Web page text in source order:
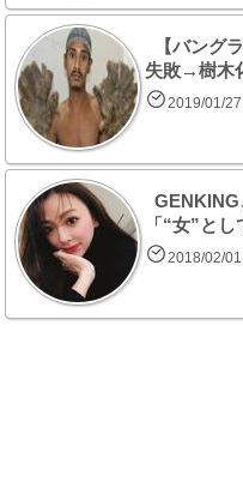
【バング
失敗→樹木
2019/01/
「“女”と
2018/02/